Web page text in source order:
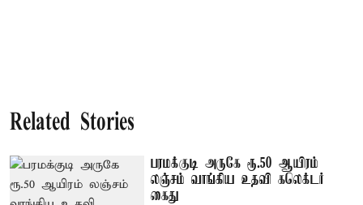
Related Stories
பரமக்குடி அருகே ரூ.50 ஆயிரம்
லஞ்சம் வாங்கிய உதவி கலெக்டர்
கைது